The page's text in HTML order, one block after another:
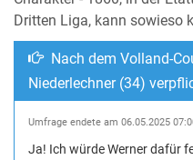
Dritten Liga, kann sowieso
Nach dem Volland-
Niederlechner (34)
Umfrage endete am 06.05.2025
Ja! Ich würde Werner dafür